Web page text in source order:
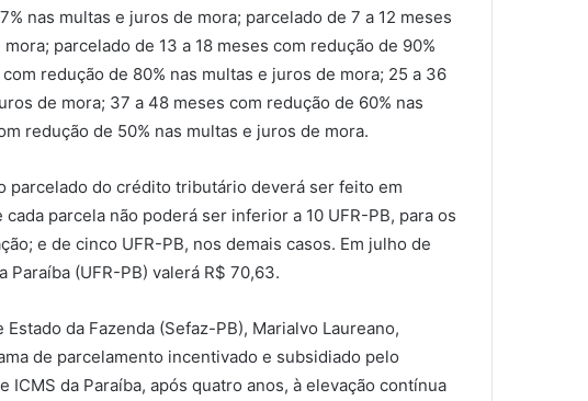
nas multas e juros de mora; parcelado de 7 a 12 meses
parcelado de 13 a 18 meses com redução de 90%
redução de 80% nas multas e juros de mora; 25 a 36
de mora; 37 a 48 meses com redução de 60% nas
redução de 50% nas multas e juros de mora.
parcelado do crédito tributário deverá ser feito em
parcela não poderá ser inferior a 10 UFR-PB, para os
e de cinco UFR-PB, nos demais casos. Em julho de
Paraíba (UFR-PB) valerá R$ 70,63.
Estado da Fazenda (Sefaz-PB), Marialvo Laureano,
de parcelamento incentivado e subsidiado pelo
da Paraíba, após quatro anos, à elevação contínua